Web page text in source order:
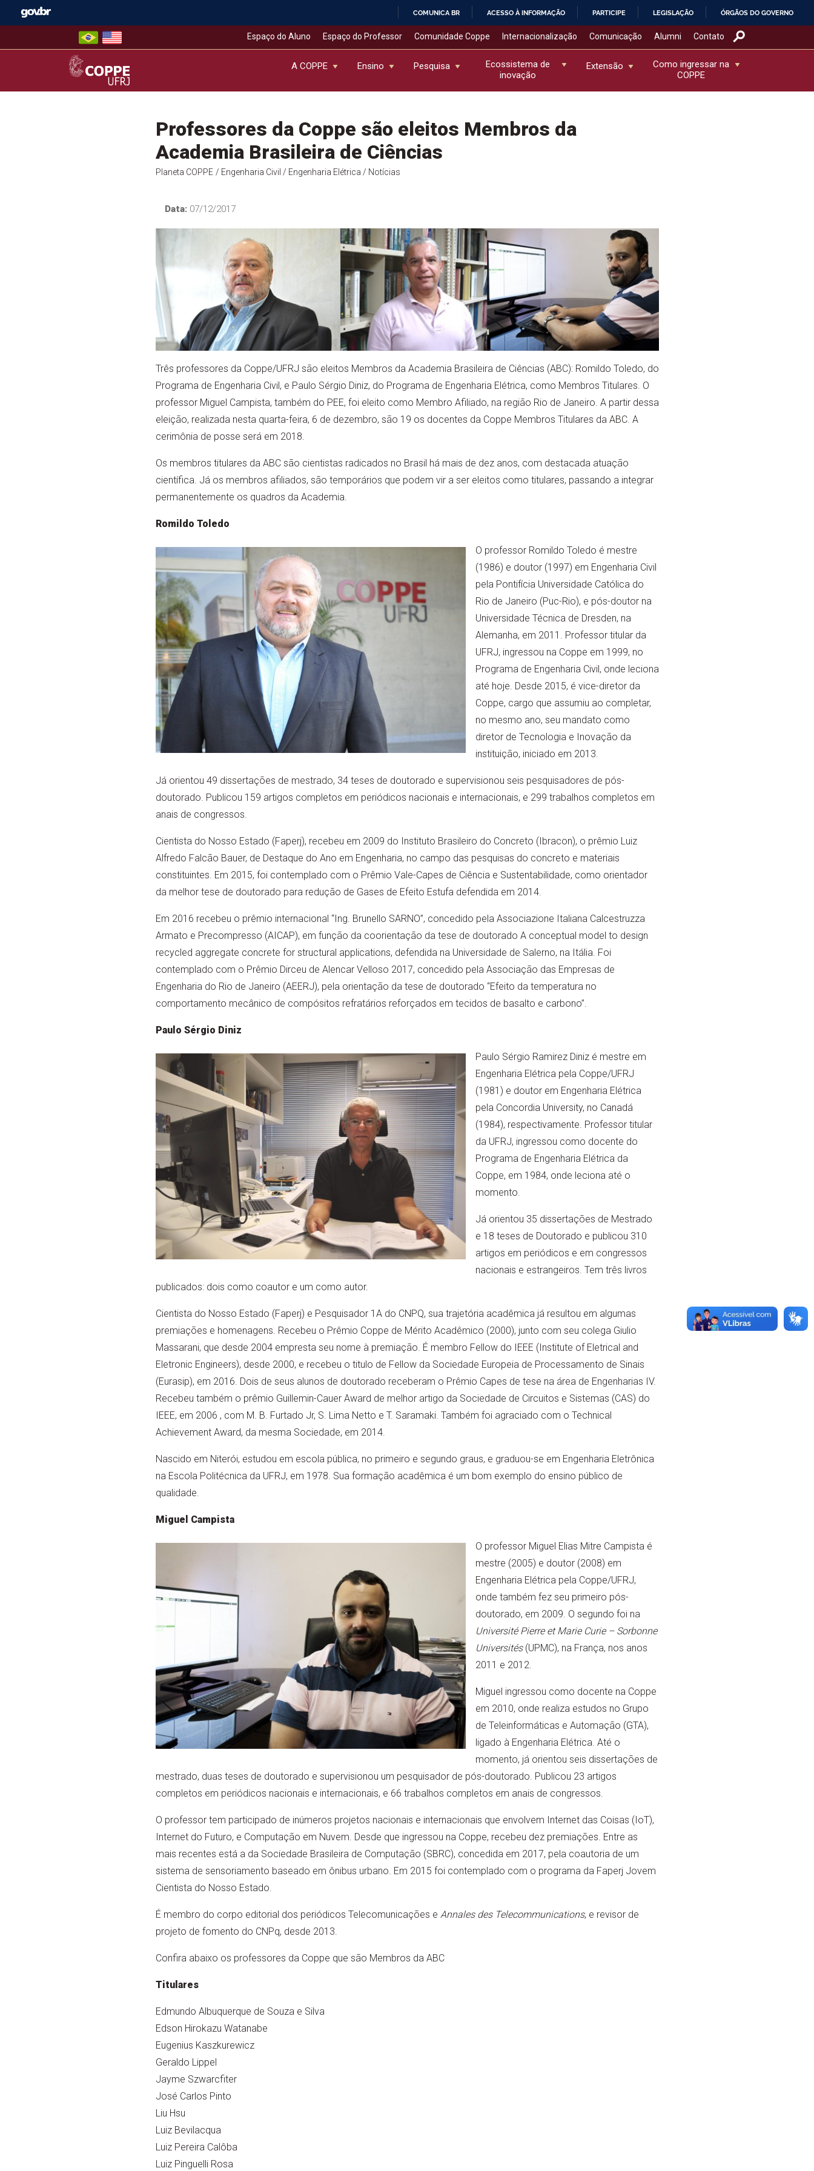
COMUNICA BR ACESSO À INFORMAÇÃO PARTICIPE LEGISLAÇÃO ÓRGÃOS DO GOVERNO
Espaço do Aluno Espaço do Professor Comunidade Coppe Internacionalização Comunicação Alumni Contato
COPPE – UFRJ
A COPPE Ensino Pesquisa
Ecossistema de
inovação
Extensão
Como ingressar na
COPPE
Professores da Coppe são eleitos Membros da
Academia Brasileira de Ciências
Planeta COPPE / Engenharia Civil / Engenharia Elétrica / Notícias
Data:07/12/2017
Três professores da Coppe/UFRJ são eleitos Membros da Academia Brasileira de Ciências (ABC): Romildo Toledo, do
Programa de Engenharia Civil, e Paulo Sérgio Diniz, do Programa de Engenharia Elétrica, como Membros Titulares. O
professor Miguel Campista, também do PEE, foi eleito como Membro Afiliado, na região Rio de Janeiro. A partir dessa
eleição, realizada nesta quarta-feira, 6 de dezembro, são 19 os docentes da Coppe Membros Titulares da ABC. A
cerimônia de posse será em 2018.
Os membros titulares da ABC são cientistas radicados no Brasil há mais de dez anos, com destacada atuação
científica. Já os membros afiliados, são temporários que podem vir a ser eleitos como titulares, passando a integrar
permanentemente os quadros da Academia.
Romildo Toledo
O professor Romildo Toledo é mestre
(1986) e doutor (1997) em Engenharia Civil
pela Pontifícia Universidade Católica do
Rio de Janeiro (Puc-Rio), e pós-doutor na
Universidade Técnica de Dresden, na
Alemanha, em 2011. Professor titular da
UFRJ, ingressou na Coppe em 1999, no
Programa de Engenharia Civil, onde leciona
até hoje. Desde 2015, é vice-diretor da
Coppe, cargo que assumiu ao completar,
no mesmo ano, seu mandato como
diretor de Tecnologia e Inovação da
instituição, iniciado em 2013.
Já orientou 49 dissertações de mestrado, 34 teses de doutorado e supervisionou seis pesquisadores de pós-
doutorado. Publicou 159 artigos completos em periódicos nacionais e internacionais, e 299 trabalhos completos em
anais de congressos.
Cientista do Nosso Estado (Faperj), recebeu em 2009 do Instituto Brasileiro do Concreto (Ibracon), o prêmio Luiz
Alfredo Falcão Bauer, de Destaque do Ano em Engenharia, no campo das pesquisas do concreto e materiais
constituintes. Em 2015, foi contemplado com o Prêmio Vale-Capes de Ciência e Sustentabilidade, como orientador
da melhor tese de doutorado para redução de Gases de Efeito Estufa defendida em 2014.
Em 2016 recebeu o prêmio internacional “Ing. Brunello SARNO”, concedido pela Associazione Italiana Calcestruzza
Armato e Precompresso (AICAP), em função da coorientação da tese de doutorado A conceptual model to design
recycled aggregate concrete for structural applications, defendida na Universidade de Salerno, na Itália. Foi
contemplado com o Prêmio Dirceu de Alencar Velloso 2017, concedido pela Associação das Empresas de
Engenharia do Rio de Janeiro (AEERJ), pela orientação da tese de doutorado “Efeito da temperatura no
comportamento mecânico de compósitos refratários reforçados em tecidos de basalto e carbono”.
Paulo Sérgio Diniz
Paulo Sérgio Ramirez Diniz é mestre em
Engenharia Elétrica pela Coppe/UFRJ
(1981) e doutor em Engenharia Elétrica
pela Concordia University, no Canadá
(1984), respectivamente. Professor titular
da UFRJ, ingressou como docente do
Programa de Engenharia Elétrica da
Coppe, em 1984, onde leciona até o
momento.
Já orientou 35 dissertações de Mestrado
e 18 teses de Doutorado e publicou 310
artigos em periódicos e em congressos
nacionais e estrangeiros. Tem três livros
publicados: dois como coautor e um como autor.
Cientista do Nosso Estado (Faperj) e Pesquisador 1A do CNPQ, sua trajetória acadêmica já resultou em algumas
premiações e homenagens. Recebeu o Prêmio Coppe de Mérito Acadêmico (2000), junto com seu colega Giulio
Massarani, que desde 2004 empresta seu nome à premiação. É membro Fellow do IEEE (Institute of Eletrical and
Eletronic Engineers), desde 2000, e recebeu o titulo de Fellow da Sociedade Europeia de Processamento de Sinais
(Eurasip), em 2016. Dois de seus alunos de doutorado receberam o Prêmio Capes de tese na área de Engenharias IV.
Recebeu também o prêmio Guillemin-Cauer Award de melhor artigo da Sociedade de Circuitos e Sistemas (CAS) do
IEEE, em 2006 , com M. B. Furtado Jr, S. Lima Netto e T. Saramaki. Também foi agraciado com o Technical
Achievement Award, da mesma Sociedade, em 2014.
Nascido em Niterói, estudou em escola pública, no primeiro e segundo graus, e graduou-se em Engenharia Eletrônica
na Escola Politécnica da UFRJ, em 1978. Sua formação acadêmica é um bom exemplo do ensino público de
qualidade.
Miguel Campista
O professor Miguel Elias Mitre Campista é
mestre (2005) e doutor (2008) em
Engenharia Elétrica pela Coppe/UFRJ,
onde também fez seu primeiro pós-
doutorado, em 2009. O segundo foi na
Université Pierre et Marie Curie – Sorbonne
Universités(UPMC), na França, nos anos
2011 e 2012.
Miguel ingressou como docente na Coppe
em 2010, onde realiza estudos no Grupo
de Teleinformáticas e Automação (GTA),
ligado à Engenharia Elétrica. Até o
momento, já orientou seis dissertações de
mestrado, duas teses de doutorado e supervisionou um pesquisador de pós-doutorado. Publicou 23 artigos
completos em periódicos nacionais e internacionais, e 66 trabalhos completos em anais de congressos.
O professor tem participado de inúmeros projetos nacionais e internacionais que envolvem Internet das Coisas (IoT),
Internet do Futuro, e Computação em Nuvem. Desde que ingressou na Coppe, recebeu dez premiações. Entre as
mais recentes está a da Sociedade Brasileira de Computação (SBRC), concedida em 2017, pela coautoria de um
sistema de sensoriamento baseado em ônibus urbano. Em 2015 foi contemplado com o programa da Faperj Jovem
Cientista do Nosso Estado.
É membro do corpo editorial dos periódicos Telecomunicações e Annales des Telecommunications, e revisor de
projeto de fomento do CNPq, desde 2013.
Confira abaixo os professores da Coppe que são Membros da ABC
Titulares
Edmundo Albuquerque de Souza e Silva
Edson Hirokazu Watanabe
Eugenius Kaszkurewicz
Geraldo Lippel
Jayme Szwarcfiter
José Carlos Pinto
Liu Hsu
Luiz Bevilacqua
Luiz Pereira Calôba
Luiz Pinguelli Rosa